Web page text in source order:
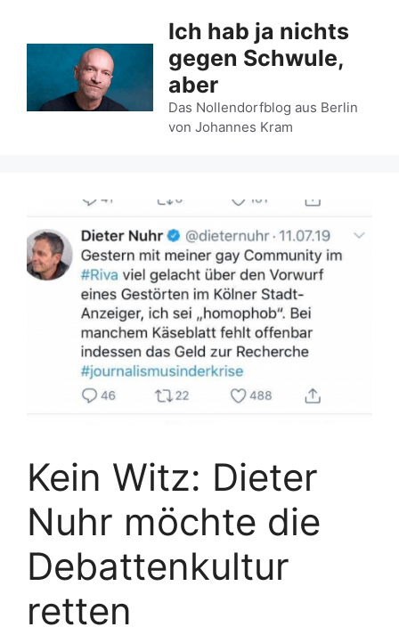
Ich hab ja nichts
gegen Schwule,
aber
Das Nollendorfblog aus Berlin
von Johannes Kram
Kein Witz: Dieter
Nuhr möchte die
Debattenkultur
retten